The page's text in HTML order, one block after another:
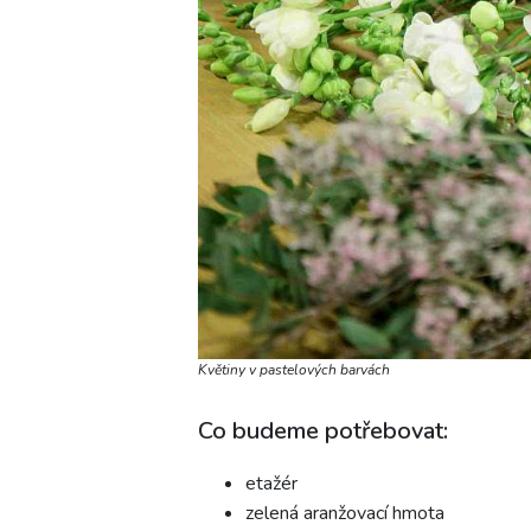
Květiny v pastelových barvách
Co budeme potřebovat:
etažér
zelená aranžovací hmota